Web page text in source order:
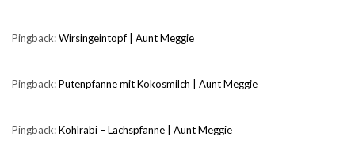
Pingback:Wirsingeintopf | Aunt Meggie
Pingback:Putenpfanne mit Kokosmilch | Aunt Meggie
Pingback:Kohlrabi – Lachspfanne | Aunt Meggie